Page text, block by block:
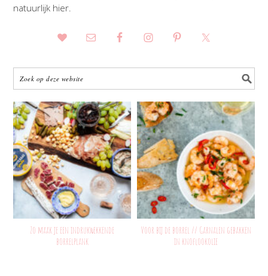
natuurlijk hier.
Zo maak je een indrukwekkende
borrelplank
Voor bij de borrel // Garnalen gebakken
in knoflookolie